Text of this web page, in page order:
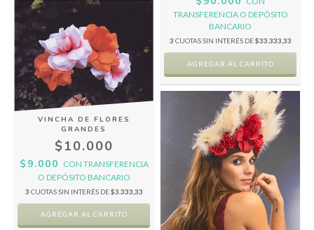
TRANSFERENCIA O DEPÓSITO
BANCARIO
3 CUOTAS SIN INTERÉS DE$33.333,33
VINCHA DE FLORES
GRANDES
$10.000
$9.000 CON TRANSFERENCIA
O DEPÓSITO BANCARIO
3 CUOTAS SIN INTERÉS DE$3.333,33